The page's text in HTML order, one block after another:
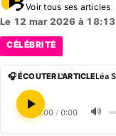
Voir tous ses articles
Le 12 mar 2026 à 18:13
CÉLÉBRITÉ
🎧 ÉCOUTER L'ARTICLE
0:00 / 0:00 🔊